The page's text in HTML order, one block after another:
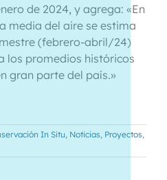
de 2024, y agrega: «En
media del aire se estima
(febrero-abril/24)
los promedios históricos
gran parte del país.»
In Situ, Noticias, Proyectos,